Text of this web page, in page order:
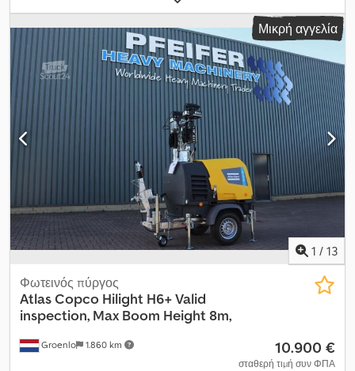
κινητήρα: Kubota Διαστάσεις χώρου φόρτωσης: 209 x 129 x 250
εκ. Αριθμός σειράς: ESF207362 Επικοινωνήστε με την PFEIFER
GROUP για περισσότερες πληροφορίες.
Μικρή αγγελία
1 / 13
Groenlo 1.860 km
Φωτεινός πύργος
Atlas Copco Hilight H6+ Valid
inspection, Max Boom Height 8m,
10.900 €
σταθερή τιμή συν ΦΠΑ